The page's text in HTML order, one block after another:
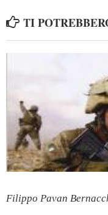
TI
Filippo Pavan